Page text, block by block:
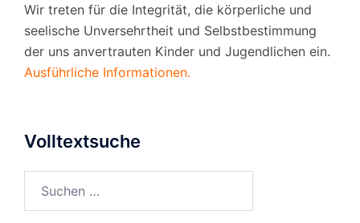
Wir treten für die Integrität, die körperliche und
seelische Unversehrtheit und Selbstbestimmung
der uns anvertrauten Kinder und Jugendlichen ein.
Ausführliche Informationen.
Volltextsuche
nach: